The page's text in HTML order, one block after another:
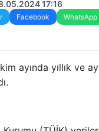
17:16
Facebook WhatsApp
ayında yıllık ve